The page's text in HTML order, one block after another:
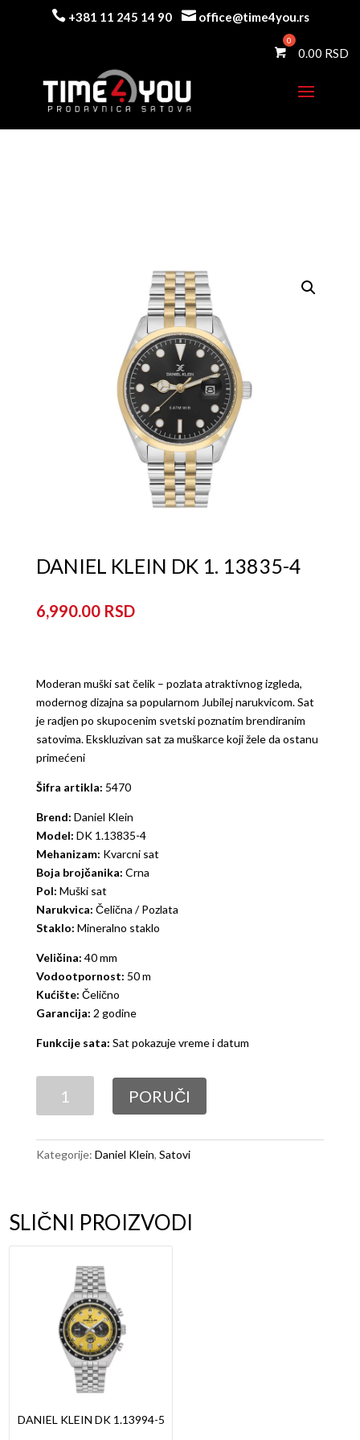
 +381 11 245 14 90  office@time4you.rs
0.00
DANIEL KLEIN DK 1. 13835-4
6,990.00
Moderan muški sat čelik – pozlata atraktivnog izgleda,
modernog dizajna sa popularnom Jubilej narukvicom. Sat
je radjen po skupocenim svetski poznatim brendiranim
satovima. Ekskluzivan sat za muškarce koji žele da ostanu
primećeni
Šifra artikla: 5470
Brend: Daniel Klein
Model: DK 1.13835-4
Mehanizam: Kvarcni sat
Boja brojčanika: Crna
Pol: Muški sat
Narukvica: Čelična / Pozlata
Staklo: Mineralno staklo
Veličina: 40 mm
Vodootpornost: 50 m
Kućište: Čelično
Garancija: 2 godine
Funkcije sata: Sat pokazuje vreme i datum
1.
13835-
PORUČI
Kategorije: Daniel Klein, Satovi
SLIČNI PROIZVODI
DANIEL KLEIN DK 1.13994-5